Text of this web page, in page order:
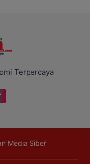
Terpercaya
Media Siber